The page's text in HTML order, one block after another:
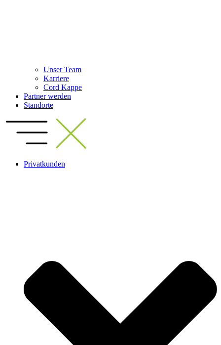
Unser Team
Karriere
Cord Kappe
Partner werden
Standorte
Privatkunden